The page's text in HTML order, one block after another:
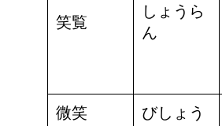
笑覧
しょうら
ん
微笑 びしょう